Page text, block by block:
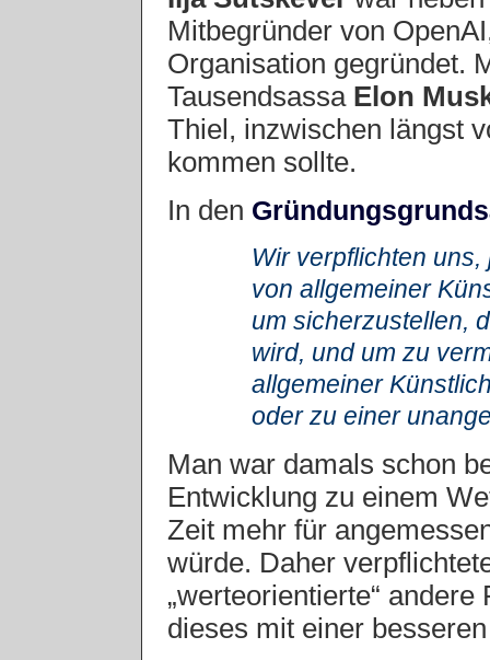
Mitbegründer von
Organisation gegründet.
Tausendsassa Elon
Thiel, inzwischen längst
kommen sollte.
In den
Wir verpflichten
von allgemeiner
um sicherzustellen,
wird, und um zu
allgemeiner
oder zu einer
Man war damals schon
Entwicklung zu einem
Zeit mehr für
würde. Daher
„werteorientierte“
dieses mit einer